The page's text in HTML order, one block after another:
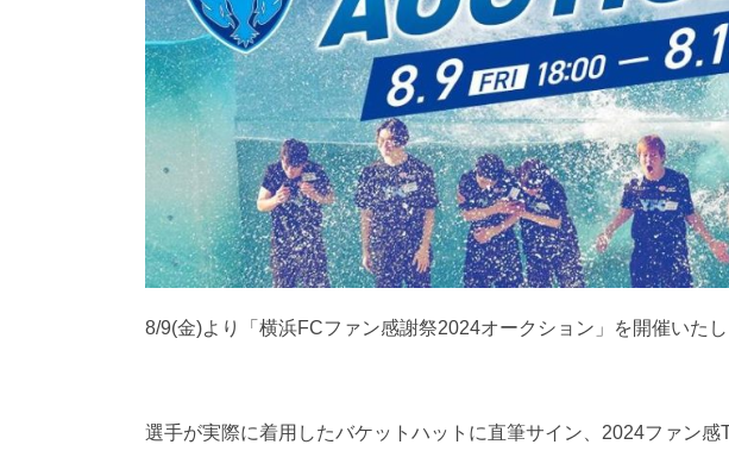
8/9(金)より「横浜FCファン感謝祭2024オークション」を開催いたし
選手が実際に着用したバケットハットに直筆サイン、2024ファン